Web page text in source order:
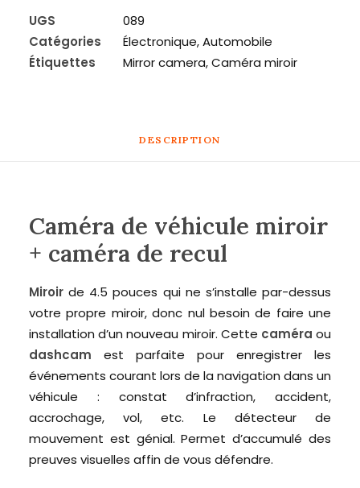
véhicule
miroir
+
UGS
089
Catégories
Électronique,Automobile
Étiquettes
Mirror camera,Caméra miroir
DESCRIPTION
Caméra de véhicule miroir
+ caméra de recul
Miroir de 4.5 pouces qui ne s’installe par-dessus
votre propre miroir, donc nul besoin de faire une
installation d’un nouveau miroir. Cette caméra ou
dashcam est parfaite pour enregistrer les
événements courant lors de la navigation dans un
véhicule : constat d’infraction, accident,
accrochage, vol, etc. Le détecteur de
mouvement est génial. Permet d’accumulé des
preuves visuelles affin de vous défendre.